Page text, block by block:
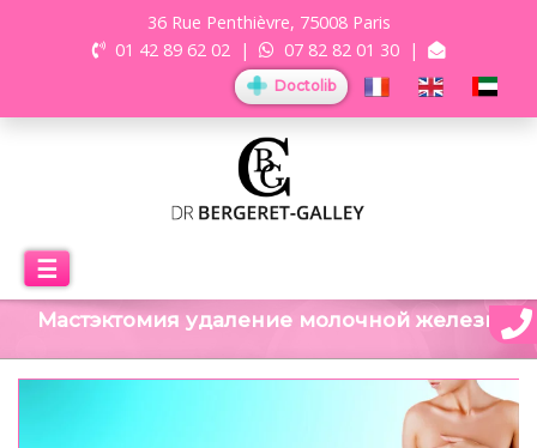
36 Rue Penthièvre, 75008 Paris
01 42 89 62 02 | 07 82 82 01 30 |
Doctolib
☰
Мастэктомия удаление молочной железы